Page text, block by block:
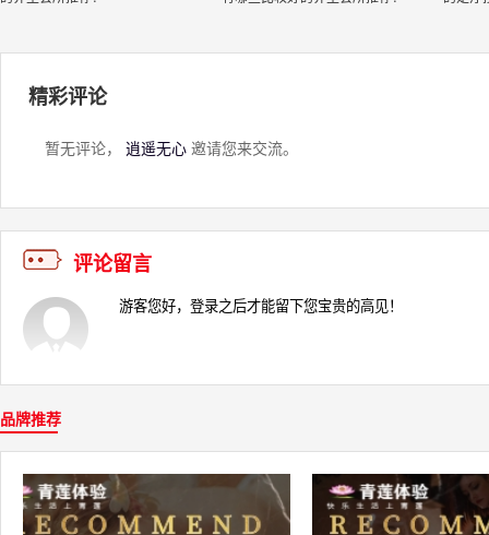
精彩评论
暂无评论， 逍遥无心 邀请您来交流。
评论留言
品牌推荐